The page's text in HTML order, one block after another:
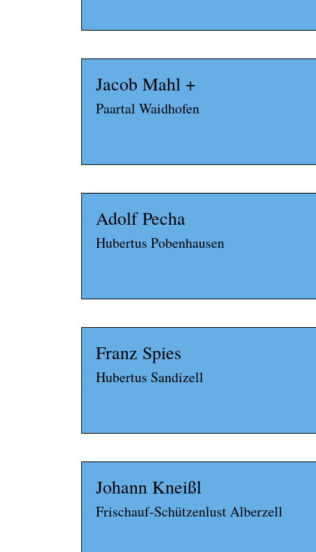
Jacob Mahl +
Paartal Waidhofen
Adolf Pecha
Hubertus Pobenhausen
Franz Spies
Hubertus Sandizell
Johann Kneißl
Frischauf-Schützenlust Alberzell